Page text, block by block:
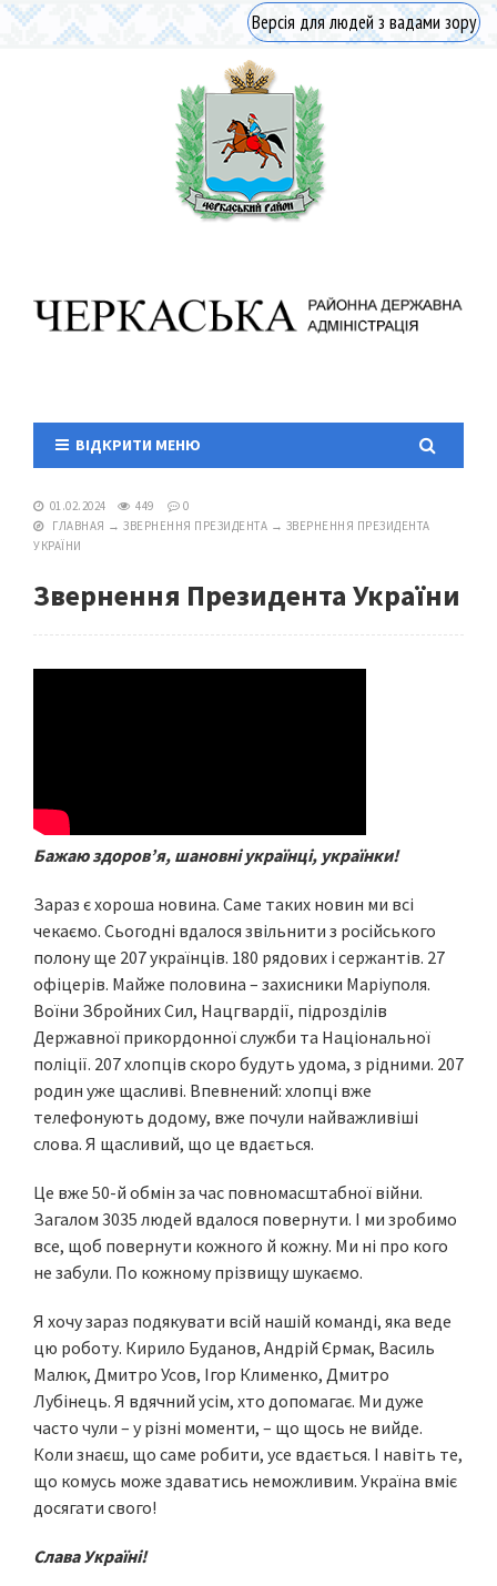
Версія для людей з вадами зору
ВІДКРИТИ МЕНЮ
01.02.2024 449
0
ГЛАВНАЯ → ЗВЕРНЕННЯ ПРЕЗИДЕНТА → ЗВЕРНЕННЯ ПРЕЗИДЕНТА
УКРАЇНИ
Звернення Президента України
Бажаю здоров’я, шановні українці, українки!
Зараз є хороша новина. Саме таких новин ми всі
чекаємо. Сьогодні вдалося звільнити з російського
полону ще 207 українців. 180 рядових і сержантів. 27
офіцерів. Майже половина – захисники Маріуполя.
Воїни Збройних Сил, Нацгвардії, підрозділів
Державної прикордонної служби та Національної
поліції. 207 хлопців скоро будуть удома, з рідними. 207
родин уже щасливі. Впевнений: хлопці вже
телефонують додому, вже почули найважливіші
слова. Я щасливий, що це вдається.
Це вже 50-й обмін за час повномасштабної війни.
Загалом 3035 людей вдалося повернути. І ми зробимо
все, щоб повернути кожного й кожну. Ми ні про кого
не забули. По кожному прізвищу шукаємо.
Я хочу зараз подякувати всій нашій команді, яка веде
цю роботу. Кирило Буданов, Андрій Єрмак, Василь
Малюк, Дмитро Усов, Ігор Клименко, Дмитро
Лубінець. Я вдячний усім, хто допомагає. Ми дуже
часто чули – у різні моменти, – що щось не вийде.
Коли знаєш, що саме робити, усе вдається. І навіть те,
що комусь може здаватись неможливим. Україна вміє
досягати свого!
Слава Україні!